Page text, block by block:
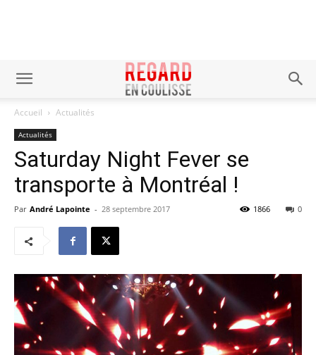
Accueil Actualités
Actualités
Saturday Night Fever se
transporte à Montréal !
Par André Lapointe - 28 septembre 2017 0
1866